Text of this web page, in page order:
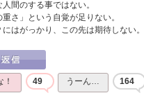
人間のする事ではない。
重さ」という自覚が足りない。
にはがっかり、この先は期待しない。
！ 49 うーん… 164